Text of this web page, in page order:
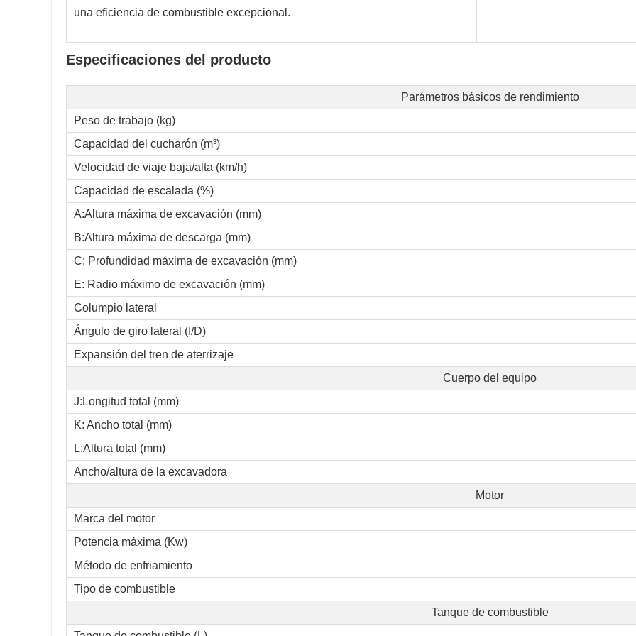
una eficiencia de combustible excepcional.
Especificaciones del producto
Parámetros básicos de rendimiento
Peso de trabajo (kg)
Capacidad del cucharón (m³)
Velocidad de viaje baja/alta (km/h)
Capacidad de escalada (%)
A:Altura máxima de excavación (mm)
B:Altura máxima de descarga (mm)
C: Profundidad máxima de excavación (mm)
E: Radio máximo de excavación (mm)
Columpio lateral
Ángulo de giro lateral (I/D)
Expansión del tren de aterrizaje
Cuerpo del equipo
J:Longitud total (mm)
K: Ancho total (mm)
L:Altura total (mm)
Ancho/altura de la excavadora
Motor
Marca del motor
Potencia máxima (Kw)
Método de enfriamiento
Tipo de combustible
Tanque de combustible